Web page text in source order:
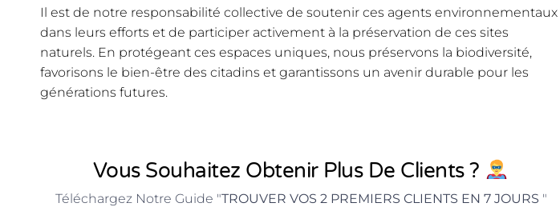
Il est de notre responsabilité collective de soutenir ces agents environnementaux
dans leurs efforts et de participer activement à la préservation de ces sites
naturels. En protégeant ces espaces uniques, nous préservons la biodiversité,
favorisons le bien-être des citadins et garantissons un avenir durable pour les
générations futures.
Vous Souhaitez Obtenir Plus De Clients ?
Téléchargez Notre Guide "TROUVER VOS 2 PREMIERS CLIENTS EN 7 JOURS "